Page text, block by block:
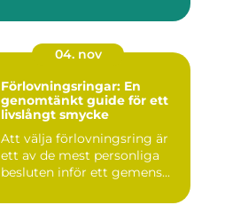
04. nov
Förlovningsringar: En
genomtänkt guide för ett
livslångt smycke
Att välja förlovningsring är
ett av de mest personliga
besluten inför ett gemens...